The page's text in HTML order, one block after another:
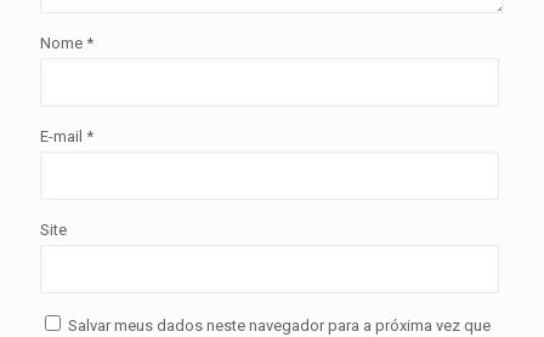
Nome *
E-mail *
Site
Salvar meus dados neste navegador para a próxima vez que